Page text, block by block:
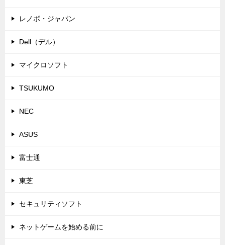
レノボ・ジャパン
Dell（デル）
マイクロソフト
TSUKUMO
NEC
ASUS
富士通
東芝
セキュリティソフト
ネットゲームを始める前に